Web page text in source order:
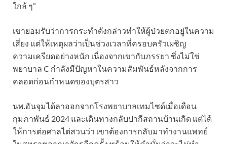
ใกล้ ๆ”
เขายอมรับว่าการกระทำดังกล่าวทำให้ผู้ป่วยตกอยู่ในความ
เสี่ยง แต่ให้เหตุผลว่าเป็นช่วงเวลาที่ครอบครัวเผชิญ
ความเครียดอย่างหนัก เนื่องจากเขากับภรรยา ซึ่งไม่ใช่
พยาบาล C กำลังมีปัญหาในความสัมพันธ์หลังจากการ
คลอดก่อนกำหนดของบุตรสาว
นพ.อันจุมได้ลาออกจากโรงพยาบาลเทมไซด์เมื่อเดือน
กุมภาพันธ์ 2024 และเดินทางกลับปากีสถานบ้านเกิด แต่ได้
ให้การต่อศาลไต่สวนว่า เขาต้องการกลับมาทำงานแพทย์